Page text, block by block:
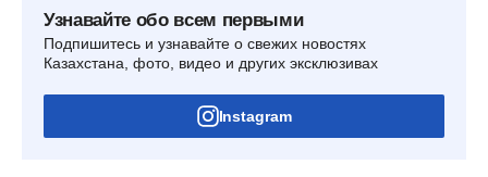
Узнавайте обо всем первыми
Подпишитесь и узнавайте о свежих новостях
Казахстана, фото, видео и других эксклюзивах
Instagram